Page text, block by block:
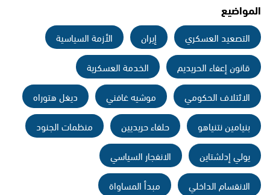
المواضيع
التصعيد العسكري إيران
الأزمة السياسية
قانون إعفاء الحريديم
الخدمة العسكرية
الائتلاف الحكومي
موشيه غافني
ديغل هتوراه
بنيامين نتنياهو
حلفاء حريديين
منظمات الجنود
يولي إدلشتاين
الانفجار السياسي
الانقسام الداخلي
مبدأ المساواة